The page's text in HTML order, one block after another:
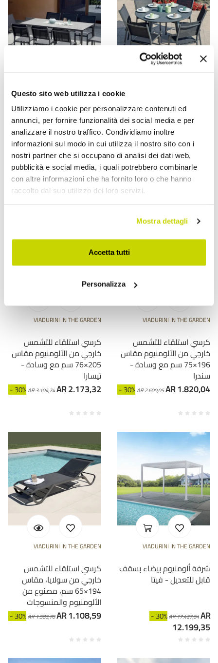
Questo sito web utilizza i cookie
Utilizziamo i cookie per personalizzare contenuti ed
annunci, per fornire funzionalità dei social media e per
analizzare il nostro traffico. Condividiamo inoltre
informazioni sul modo in cui utilizza il nostro sito con i
nostri partner che si occupano di analisi dei dati web,
pubblicità e social media, i quali potrebbero combinarle
con altre informazioni che ha fornito loro o che hanno
raccolto dal suo utilizzo dei loro servizi.
Mostra dettagli
Accetta tutti
Personalizza
VIADURINI IN THE GARDEN
طاولة حديقة مستطيلة من
الألومنيوم والحجر الخزفي -
لونارا
- 30% AR 3.167,40AR 2.217,18
طاولة حديقة مستديرة من
أفيريس، مقاس 120 سم،
مصنوعة من الألومنيوم بلون
أنثراسايت
- 30%AR 2.662,70 AR 1.863,89
VIADURINI IN THE GARDEN
كرسي استلقاء للتشمس
خارجي من الألومنيوم مقاس
205×76 سم مع وسادة -
تيسارا
- 30%AR 3.104,74AR 2.173,32
VIADURINI IN THE GARDEN
كرسي استلقاء للتشمس
خارجي من الألومنيوم مقاس
196×75 سم مع وسادة -
سندرا
- 30%AR 2.600,05AR 1.820,04
VIADURINI IN THE GARDEN
كرسي استلقاء للتشمس
خارجي من سولايا، مقاس
194×65 سم، مصنوع من
الألومنيوم والمنسوجات
- 30%AR 1.583,70AR 1.108,59
VIADURINI IN THE GARDEN
شرفة ألومنيوم بيضاء بسقف
قابل للتعديل - فيتا
- 30%AR 17.427,64AR
12.199,35